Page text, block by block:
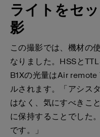
ライトをセ
影
この撮影では、機材の
なりました。HSSと
B1Xの光量はAir
ルされます。「アシス
はなく、気にすべきこ
に保持することでした
です。」